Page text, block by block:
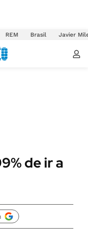
REM Brasil Javier
de ir a